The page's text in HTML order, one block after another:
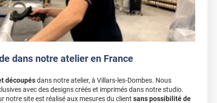
dans notre atelier en France
découpésdans notre atelier, à Villars-les-Dombes. Nous
avec des designs créés et imprimés dans notre studio.
notre site est réalisé aux mesures du client sans possibilité de